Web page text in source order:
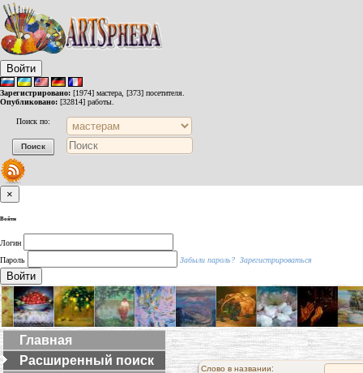
Войти
Зарегистрировано: [1974] мастера, [373] посетителя.
Опубликовано: [32814] работы.
Поиск по:
×
Войти
Логин
Пароль
Забыли пароль? Зарегистрироваться
Войти
Главная
Расширенный поиск
Слово в названии: